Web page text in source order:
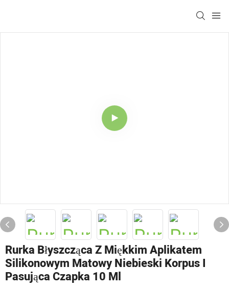
Rurka Błyszcząca Z Miękkim Aplikatem
Silikonowym Matowy Niebieski Korpus I
Pasująca Czapka 10 Ml